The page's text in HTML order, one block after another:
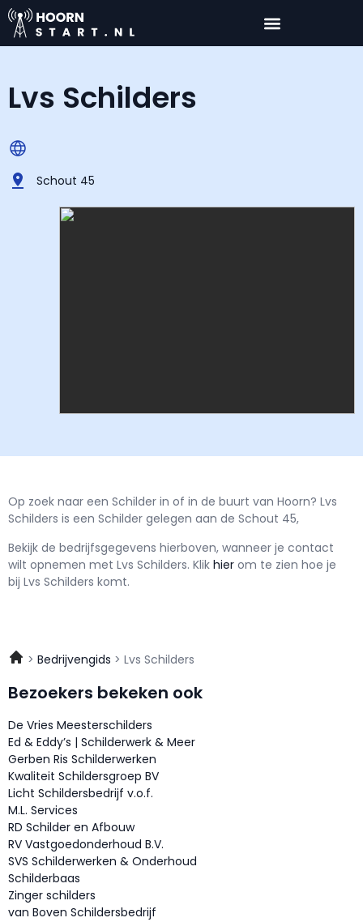
Lvs Schilders
Schout 45
Op zoek naar een Schilder in of in de buurt van Hoorn? Lvs
Schilders is een Schilder gelegen aan de Schout 45,
Bekijk de bedrijfsgegevens hierboven, wanneer je contact
wilt opnemen met Lvs Schilders. Klik hier om te zien hoe je
bij Lvs Schilders komt.
Bedrijvengids Lvs Schilders
Bezoekers bekeken ook
De Vries Meesterschilders
Ed & Eddy’s | Schilderwerk & Meer
Gerben Ris Schilderwerken
Kwaliteit Schildersgroep BV
Licht Schildersbedrijf v.o.f.
M.L. Services
RD Schilder en Afbouw
RV Vastgoedonderhoud B.V.
SVS Schilderwerken & Onderhoud
Schilderbaas
Zinger schilders
van Boven Schildersbedrijf